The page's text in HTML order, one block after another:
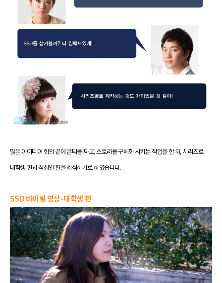
많은 아이디어 회의 끝에 콘티를 짜고, 스토리를 구체화 시키는 작업을 한 뒤, 시리즈로
대학생 편과 직장인 편을 제작하기로 하였습니다.
SSD 바이럴 영상-대학생 편